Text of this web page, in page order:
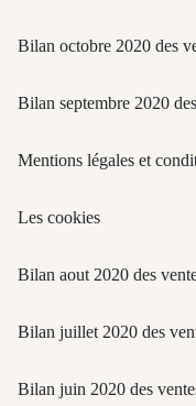
Bilan octobre 2020 des
Bilan septembre 2020
Mentions légales et
Les cookies
Bilan aout 2020 des
Bilan juillet 2020 des
Bilan juin 2020 des